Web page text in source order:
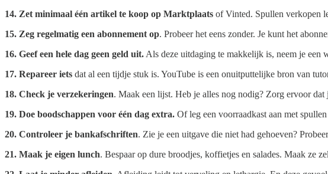
14. Zet minimaal één artikel te koop op Marktplaats of Vinted. Spullen verkopen
15. Zeg regelmatig een abonnement op. Probeer het eens zonder. Je kunt het
16. Geef een hele dag geen geld uit. Als deze uitdaging te makkelijk is, neem je een
17. Repareer iets dat al een tijdje stuk is. YouTube is een onuitputtelijke bron van
18. Check je verzekeringen. Maak een lijst. Heb je alles nog nodig? Zorg ervoor
19. Doe boodschappen voor één dag extra. Of leg een voorraadkast aan met
20. Controleer je bankafschriften. Zie je een uitgave die niet had gehoeven?
21. Maak je eigen lunch. Bespaar op dure broodjes, koffietjes en salades. Maak ze